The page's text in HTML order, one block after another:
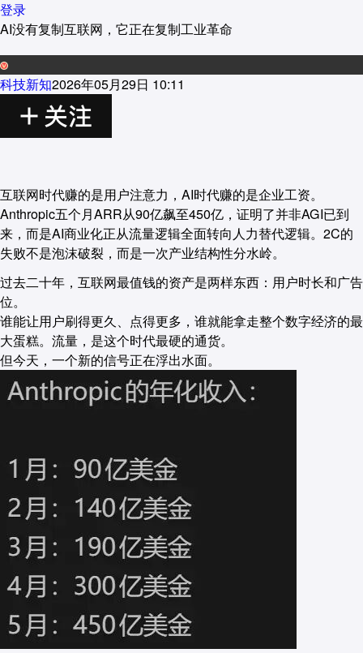
登录
AI没有复制互联网，它正在复制工业革命
科技新知2026年05月29日 10:11
互联网时代赚的是用户注意力，AI时代赚的是企业工资。
Anthropic五个月ARR从90亿飙至450亿，证明了并非AGI已到
来，而是AI商业化正从流量逻辑全面转向人力替代逻辑。2C的
失败不是泡沫破裂，而是一次产业结构性分水岭。
过去二十年，互联网最值钱的资产是两样东西：用户时长和广告
位。
谁能让用户刷得更久、点得更多，谁就能拿走整个数字经济的最
大蛋糕。流量，是这个时代最硬的通货。
但今天，一个新的信号正在浮出水面。